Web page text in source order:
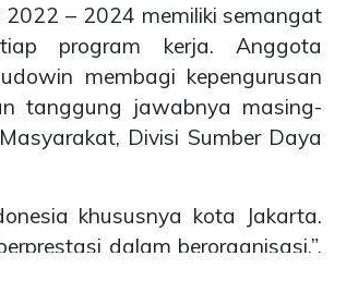
2022 – 2024 memiliki semangat
program kerja. Anggota
membagi kepengurusan
tanggung jawabnya masing-
Divisi Sumber Daya
khususnya kota Jakarta.
dalam berorganisasi.”,